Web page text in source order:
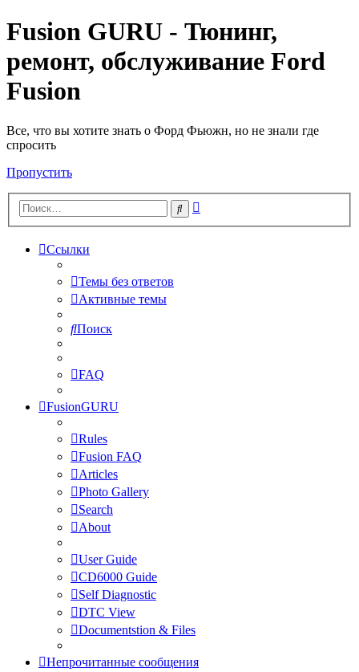
Fusion GURU - Тюнинг,
ремонт, обслуживание Ford
Fusion
Все, что вы хотите знать о Форд Фьюжн, но не знали где
спросить
Пропустить
Поиск
Ссылки
Темы без ответов
Активные темы
Поиск
FAQ
FusionGURU
Rules
Fusion FAQ
Articles
Photo Gallery
Search
About
User Guide
CD6000 Guide
Self Diagnostic
DTC View
Documentstion & Files
Непрочитанные сообщения